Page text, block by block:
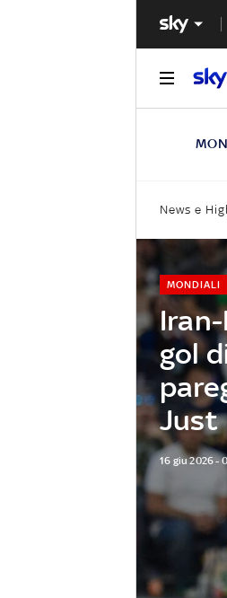
News e
gol
Just
MONDIALI
16 giu 2026 -